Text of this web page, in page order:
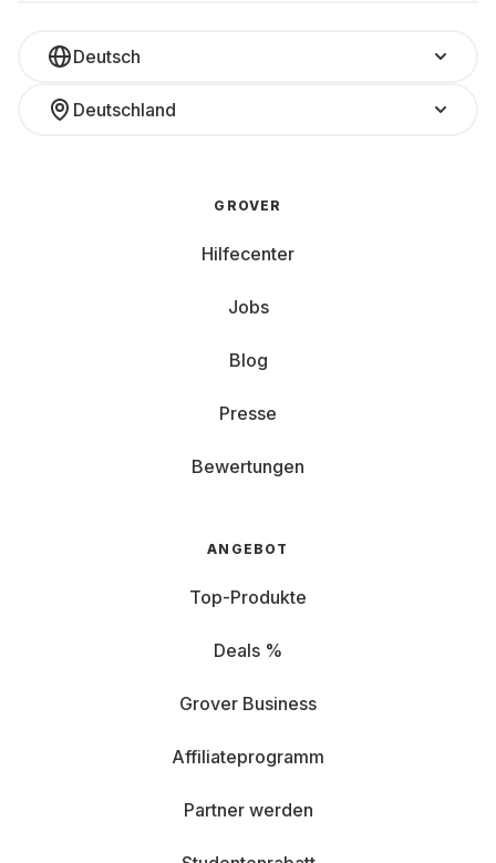
Deutsch
Deutschland
GROVER
Hilfecenter
Jobs
Blog
Presse
Bewertungen
ANGEBOT
Top-Produkte
Deals %
Grover Business
Affiliateprogramm
Partner werden